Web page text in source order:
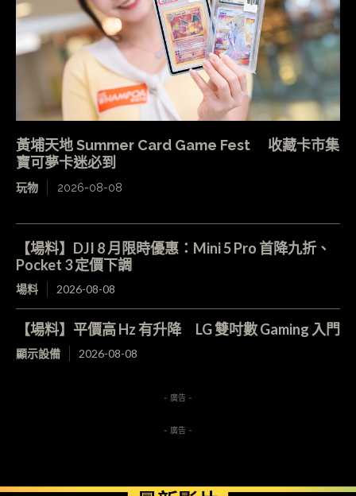
黃埔天地 Summer Card Game Fest 收藏卡市集
寶可夢卡迷必到
玩物 2026-08-08
【場料】DJI 8 月限時優惠：Mini 5 Pro 首降九折、
Pocket 3 定價下調
場料 2026-08-08
【場料】平價高 Hz 有升降 LG 雙吋數 Gaming 入門
顯示設備 2026-08-08
- 廣告 -
- 廣告 -